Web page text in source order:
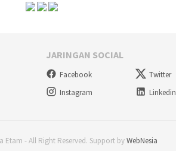
JARINGAN SOCIAL
Facebook Twitter
Instagram
Linkedin
Etam - All Right Reserved. Support byWebNesia